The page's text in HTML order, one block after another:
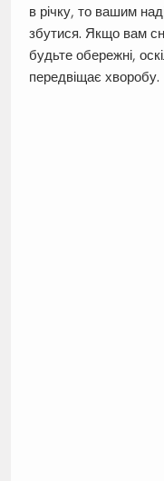
в річку, то вашим
збутися. Якщо вам
будьте обережні,
передвіщає хворобу.